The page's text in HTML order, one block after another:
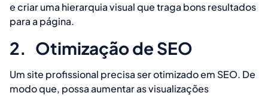
e criar uma hierarquia visual que traga bons resultados
para a página.
2. Otimização de SEO
Um site profissional precisa ser otimizado em SEO. De
modo que, possa aumentar as visualizações